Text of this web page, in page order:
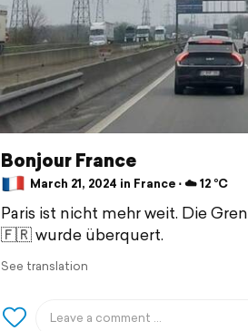
Bonjour France
March 21, 2024 in France ⋅ ☁️ 12 °C
Paris ist nicht mehr weit. Die
🇫🇷 wurde überquert.
See translation